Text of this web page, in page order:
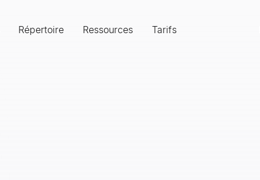
Répertoire Ressources Tarifs